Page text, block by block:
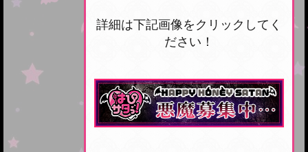
詳細は下記画像をクリックしてく
ださい！